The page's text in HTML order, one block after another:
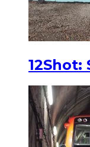
12Shot: